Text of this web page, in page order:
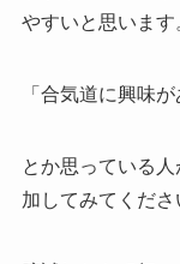
やすいと思います
「合気道に興味
とか思っている
加してみてくださ